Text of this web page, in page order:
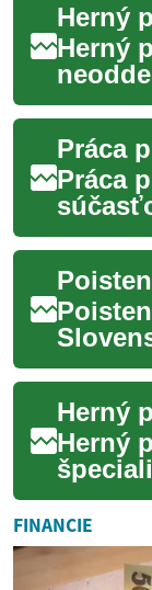
Herný
života
Práca
kvality
Herný
zážitok
výko...
FINANCIE